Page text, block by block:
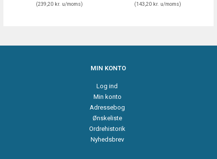
(239,20 kr. u/moms) (143,20 kr. u/moms)
MIN KONTO
Log ind
Min konto
Adressebog
Ønskeliste
Ordrehistorik
Nyhedsbrev